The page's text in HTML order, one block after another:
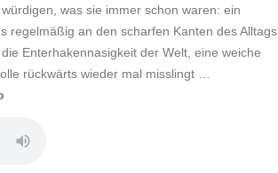
was sie immer schon waren: ein
regelmäßig an den scharfen Kanten des Alltags
Enterhakennasigkeit der Welt, eine weiche
rückwärts wieder mal misslingt …